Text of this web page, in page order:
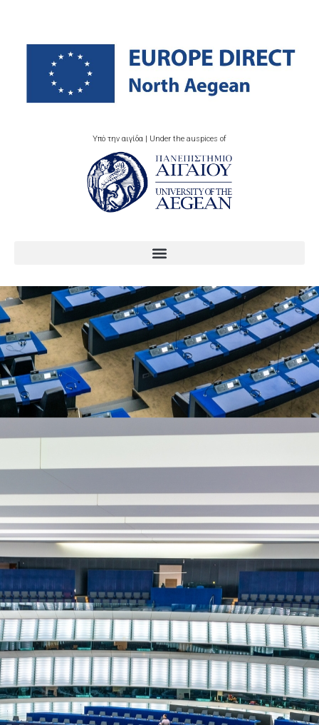
Υπό την αιγίδα | Under the auspices of